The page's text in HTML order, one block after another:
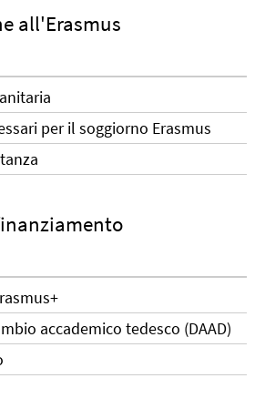
all'Erasmus
per il soggiorno Erasmus
accademico tedesco (DAAD)